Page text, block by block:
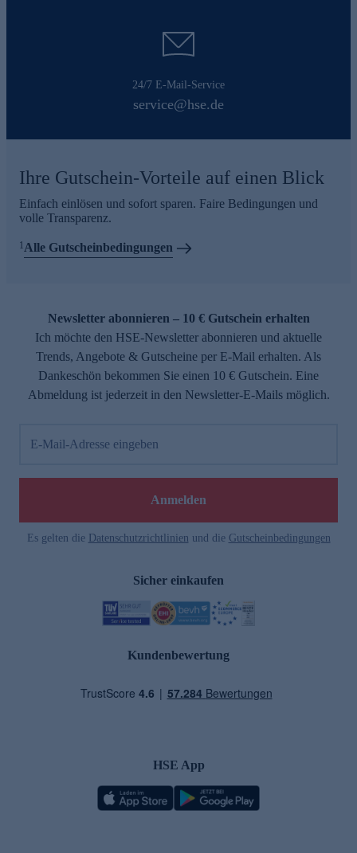
24/7 E-Mail-Service
service@hse.de
Ihre Gutschein-Vorteile auf einen Blick
Einfach einlösen und sofort sparen. Faire Bedingungen und
volle Transparenz.
1 Alle Gutscheinbedingungen
Newsletter abonnieren – 10 € Gutschein erhalten
Ich möchte den HSE-Newsletter abonnieren und aktuelle
Trends, Angebote & Gutscheine per E-Mail erhalten. Als
Dankeschön bekommen Sie einen 10 € Gutschein. Eine
Abmeldung ist jederzeit in den Newsletter-E-Mails möglich.
E-Mail-Adresse eingeben
Anmelden
Es gelten die Datenschutzrichtlinien und die Gutscheinbedingungen
Sicher einkaufen
Kundenbewertung
HSE App